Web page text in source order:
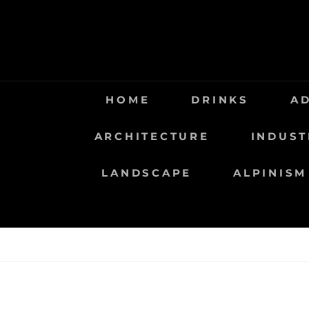
HOME DRINKS
ARCHITECTURE
LANDSCAPE